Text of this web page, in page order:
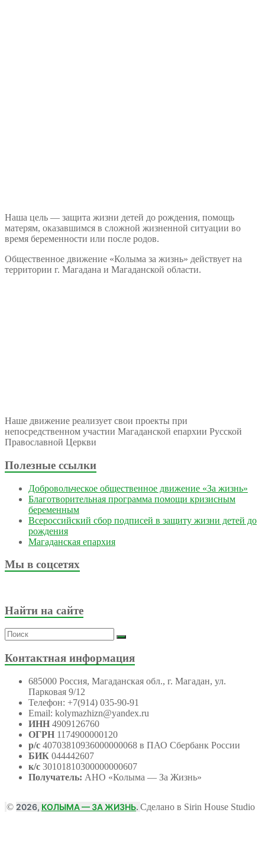
Наша цель — защита жизни детей до рождения, помощь
матерям, оказавшимся в сложной жизненной ситуации во
время беременности или после родов.
Общественное движение «Колыма за жизнь» действует на
территории г. Магадана и Магаданской области.
Наше движение реализует свои проекты при
непосредственном участии Магаданской епархии Русской
Православной Церкви
Полезные ссылки
Добровольческое общественное движение «За жизнь»
Благотворительная программа помощи кризисным
беременным
Всероссийский сбор подписей в защиту жизни детей до
рождения
Магаданская епархия
Мы в соцсетях
Найти на сайте
Контактная информация
685000 Россия, Магаданская обл., г. Магадан, ул.
Парковая 9/12
Телефон: +7(914) 035-90-91
Email: kolymazhizn@yandex.ru
ИНН 4909126760
ОГРН 1174900000120
р/с 40703810936000000068 в ПАО Сбербанк России
БИК 044442607
к/с 30101810300000000607
Получатель: АНО «Колыма — За Жизнь»
© 2026, КОЛЫМА — ЗА ЖИЗНЬ. Сделано в Sirin House Studio